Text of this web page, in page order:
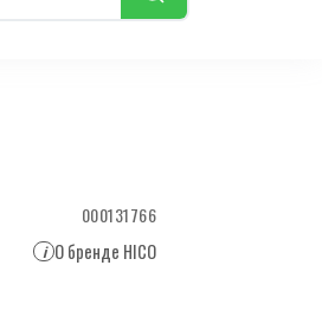
000131766
i О бренде HICO